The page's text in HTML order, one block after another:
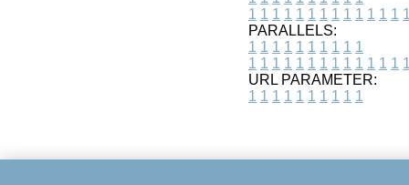
1 1 1 1 1 1 1 1 1 1 1 1 1 1
PARALLELS:
1 1 1 1 1 1 1 1 1 1
1 1 1 1 1 1 1 1 1 1 1 1 1 1
URL PARAMETER:
1 1 1 1 1 1 1 1 1 1